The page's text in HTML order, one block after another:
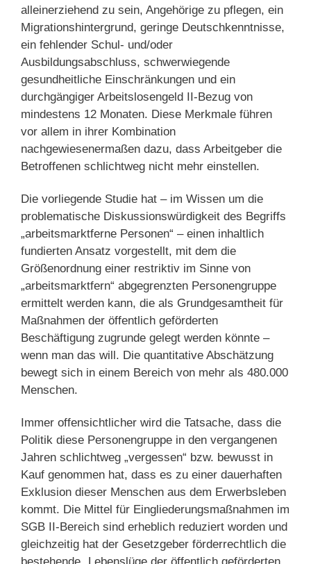
alleinerziehend zu sein, Angehörige zu pflegen, ein
Migrationshintergrund, geringe Deutschkenntnisse,
ein fehlender Schul- und/oder
Ausbildungsabschluss, schwerwiegende
gesundheitliche Einschränkungen und ein
durchgängiger Arbeitslosengeld II-Bezug von
mindestens 12 Monaten. Diese Merkmale führen
vor allem in ihrer Kombination
nachgewiesenermaßen dazu, dass Arbeitgeber die
Betroffenen schlichtweg nicht mehr einstellen.
Die vorliegende Studie hat – im Wissen um die
problematische Diskussionswürdigkeit des Begriffs
„arbeitsmarktferne Personen“ – einen inhaltlich
fundierten Ansatz vorgestellt, mit dem die
Größenordnung einer restriktiv im Sinne von
„arbeitsmarktfern“ abgegrenzten Personengruppe
ermittelt werden kann, die als Grundgesamtheit für
Maßnahmen der öffentlich geförderten
Beschäftigung zugrunde gelegt werden könnte –
wenn man das will. Die quantitative Abschätzung
bewegt sich in einem Bereich von mehr als 480.000
Menschen.
Immer offensichtlicher wird die Tatsache, dass die
Politik diese Personengruppe in den vergangenen
Jahren schlichtweg „vergessen“ bzw. bewusst in
Kauf genommen hat, dass es zu einer dauerhaften
Exklusion dieser Menschen aus dem Erwerbsleben
kommt. Die Mittel für Eingliederungsmaßnahmen im
SGB II-Bereich sind erheblich reduziert worden und
gleichzeitig hat der Gesetzgeber förderrechtlich die